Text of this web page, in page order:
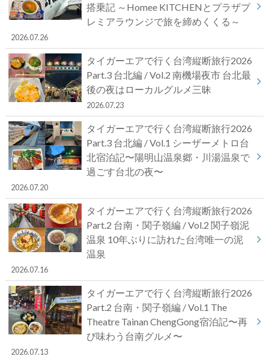
搭乗記 ～Homee KITCHENとプラザプ
レミアラウンジで旅を締めくくる～
2026.07.26
タイガーエアで行く台湾縦断旅行2026
Part.3 台北編 / Vol.2 南機場夜市 台北最
後の夜はローカルグルメ三昧
2026.07.23
タイガーエアで行く台湾縦断旅行2026
Part.3 台北編 / Vol.1 シーザーメトロ台
北宿泊記〜陽明山温泉郷・川湯温泉で
過ごす台北の夜〜
2026.07.20
タイガーエアで行く台湾縦断旅行2026
Part.2 台南・関子嶺編 / Vol.2 関子嶺泥
温泉 10年ぶりに訪れた台湾唯一の泥
温泉
2026.07.16
タイガーエアで行く台湾縦断旅行2026
Part.2 台南・関子嶺編 / Vol.1 The
Theatre Tainan ChengGong宿泊記〜再
び味わう台南グルメ〜
2026.07.13